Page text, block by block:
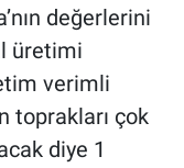
değerlerini
üretimi
verimli
toprakları çok
diye 1